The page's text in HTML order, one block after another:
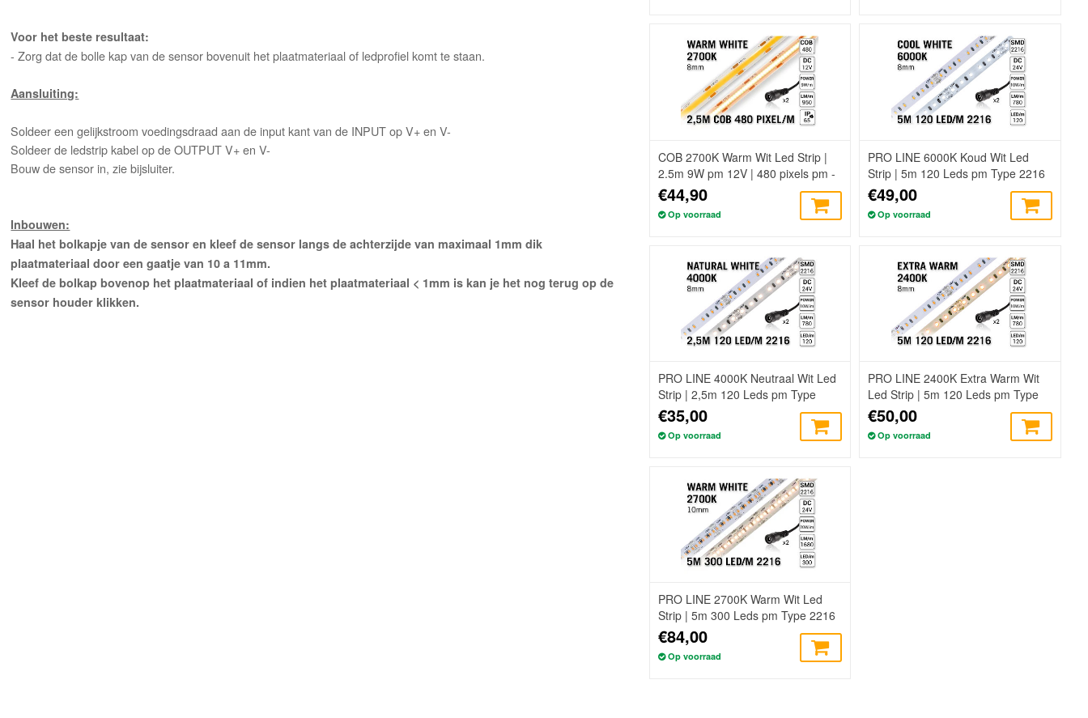
Voor het beste resultaat:
- Zorg dat de bolle kap van de sensor bovenuit het plaatmateriaal of ledprofiel komt te staan.
Aansluiting:
Soldeer een gelijkstroom voedingsdraad aan de input kant van de INPUT op V+ en V-
Soldeer de ledstrip kabel op de OUTPUT V+ en V-
Bouw de sensor in, zie bijsluiter.
Inbouwen:
Haal het bolkapje van de sensor en kleef de sensor langs de achterzijde van maximaal 1mm dik
plaatmateriaal door een gaatje van 10 a 11mm.
Kleef de bolkap bovenop het plaatmateriaal of indien het plaatmateriaal < 1mm is kan je het nog terug op de
sensor houder klikken.
COB 2700K Warm Wit Led Strip |
2.5m 9W pm 12V | 480 pixels pm -
Losse Strip
€44,90
Op voorraad
PRO LINE 6000K Koud Wit Led
Strip | 5m 120 Leds pm Type 2216
24V Losse Strip
€49,00
Op voorraad
PRO LINE 4000K Neutraal Wit Led
Strip | 2,5m 120 Leds pm Type
2216 24V Losse Strip
€35,00
Op voorraad
PRO LINE 2400K Extra Warm Wit
Led Strip | 5m 120 Leds pm Type
2216 24V Losse Strip
€50,00
Op voorraad
PRO LINE 2700K Warm Wit Led
Strip | 5m 300 Leds pm Type 2216
24V Losse Strip
€84,00
Op voorraad